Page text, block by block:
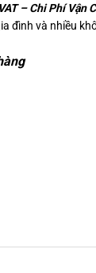
– Chi Phí Vận
đình và nhiều